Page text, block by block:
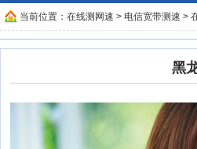
当前位置： 在线测网速 > 电信宽带测速 >
黑